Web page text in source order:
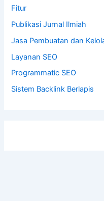
Fitur
Publikasi Jurnal Ilmiah
Jasa Pembuatan dan
Layanan SEO
Programmatic SEO
Sistem Backlink Berlapis